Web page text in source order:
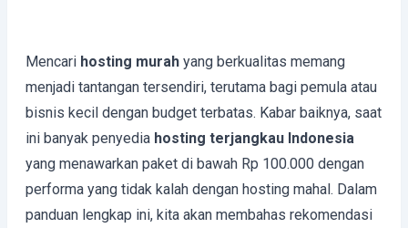
Mencari hosting murah yang berkualitas memang
menjadi tantangan tersendiri, terutama bagi pemula atau
bisnis kecil dengan budget terbatas. Kabar baiknya, saat
ini banyak penyedia hosting terjangkau Indonesia
yang menawarkan paket di bawah Rp 100.000 dengan
performa yang tidak kalah dengan hosting mahal. Dalam
panduan lengkap ini, kita akan membahas rekomendasi